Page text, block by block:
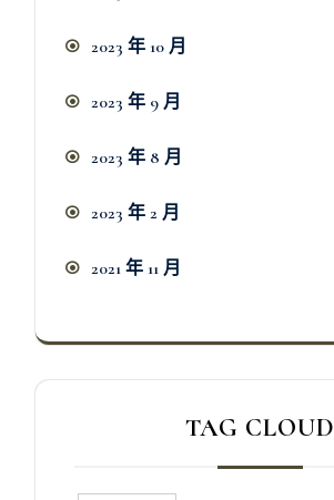
2023 年 10 月
2023 年 9 月
2023 年 8 月
2023 年 2 月
2021 年 11 月
TAG CLOUD